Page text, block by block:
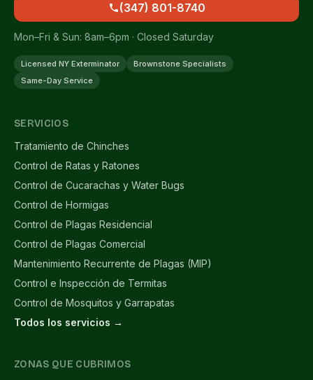
(347) 801-8740
Mon–Fri & Sun: 8am–6pm · Closed Saturday
Licensed NY Exterminator
Brownstone Specialists
Same-Day Service
SERVICIOS
Tratamiento de Chinches
Control de Ratas y Ratones
Control de Cucarachas y Water Bugs
Control de Hormigas
Control de Plagas Residencial
Control de Plagas Comercial
Mantenimiento Recurrente de Plagas (MIP)
Control e Inspección de Termitas
Control de Mosquitos y Garrapatas
Todos los servicios →
ZONAS QUE CUBRIMOS